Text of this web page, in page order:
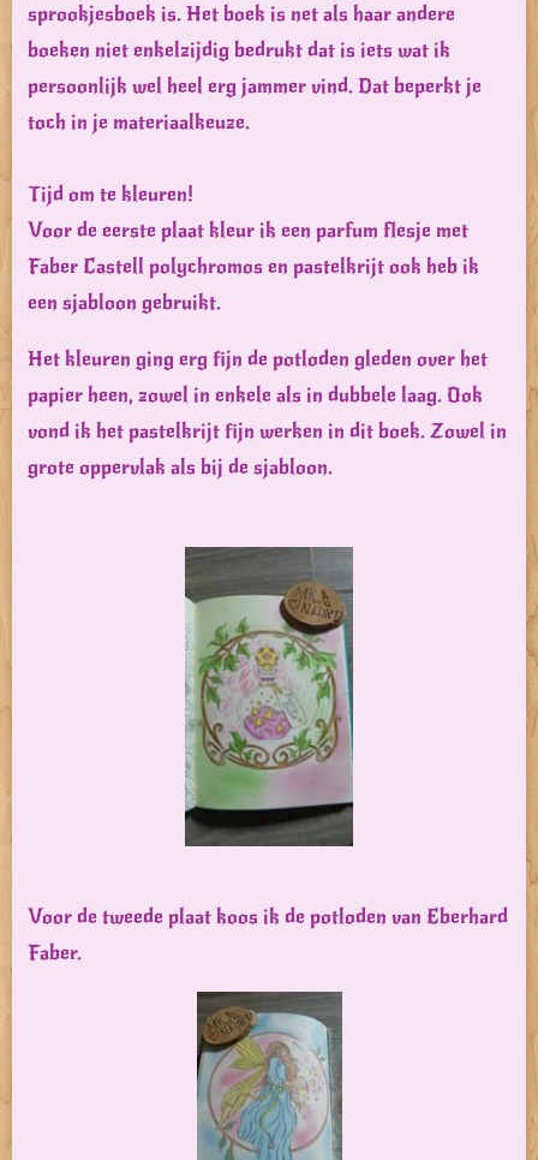
sprookjesboek is. Het boek is net als haar andere
boeken niet enkelzijdig bedrukt dat is iets wat ik
persoonlijk wel heel erg jammer vind. Dat beperkt je
toch in je materiaalkeuze.
Tijd om te kleuren!
Voor de eerste plaat kleur ik een parfum flesje met
Faber Castell polychromos en pastelkrijt ook heb ik
een sjabloon gebruikt.
Het kleuren ging erg fijn de potloden gleden over het
papier heen, zowel in enkele als in dubbele laag. Ook
vond ik het pastelkrijt fijn werken in dit boek. Zowel in
grote oppervlak als bij de sjabloon.
Voor de tweede plaat koos ik de potloden van Eberhard
Faber.